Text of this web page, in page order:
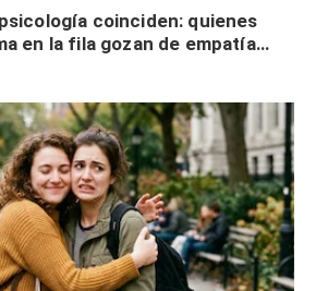
coinciden: quienes
en la fila gozan de empatía
y no solo tienen autocontrol